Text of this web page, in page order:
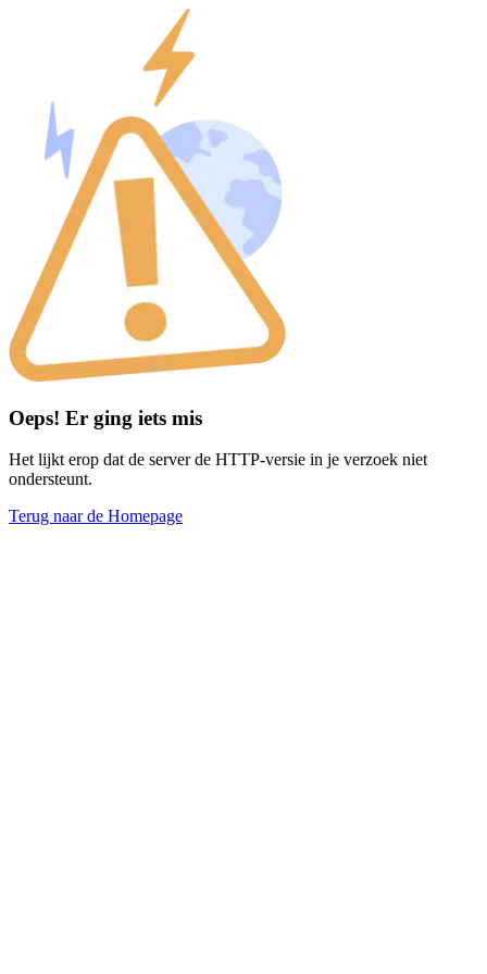
Oeps! Er ging iets mis
Het lijkt erop dat de server de HTTP-versie in je verzoek niet
ondersteunt.
Terug naar de Homepage